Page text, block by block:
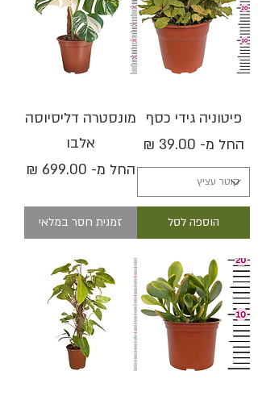
פיטוניה גידי כסף
החל מ-
מחיר מבצע
הוספה לסל
מונסטרה דליסיוסה
אלבו
החל מ-
מחיר מבצע
זמנית חסר במלאי